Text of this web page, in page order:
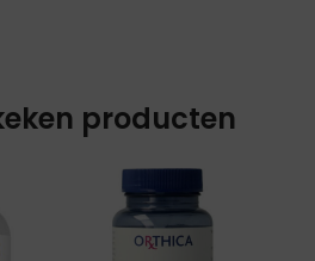
producten